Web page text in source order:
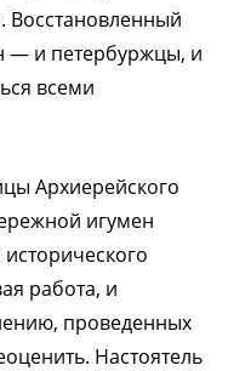
Восстановленный
— и петербуржцы, и
всеми
Архиерейского
игумен
работа, и
проведенных
Настоятель